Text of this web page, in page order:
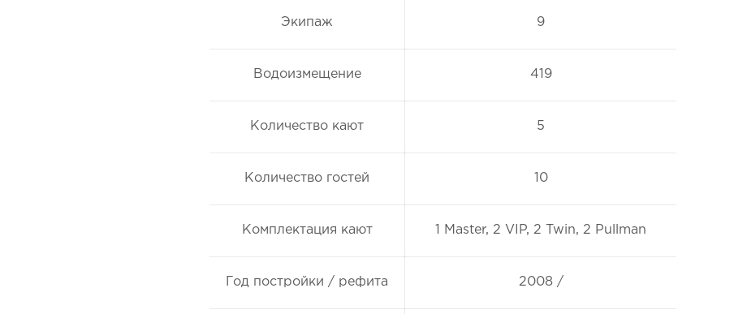
Экипаж 9
Водоизмещение 419
Количество кают 5
Количество гостей 10
Комплектация кают 1 Master, 2 VIP, 2 Twin, 2 Pullman
Год постройки / рефита 2008 /